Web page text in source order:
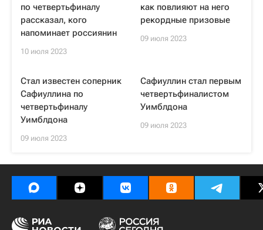
по четвертьфиналу
рассказал, кого
напоминает россиянин
10 июля 2023
как повлияют на него
рекордные призовые
09 июля 2023
Стал известен соперник
Сафиуллина по
четвертьфиналу
Уимблдона
09 июля 2023
Сафиуллин стал первым
четвертьфиналистом
Уимблдона
09 июля 2023